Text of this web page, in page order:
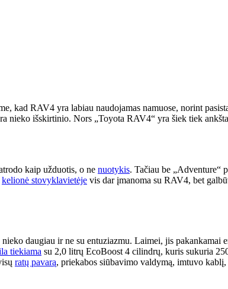
kad RAV4 yra labiau naudojamas namuose, norint
nieko išskirtinio. Nors „Toyota RAV4“ yra šiek tiek
kaip užduotis, o ne nuotykis. Tačiau be „Adventure“
kelionė stovyklavietėje vis dar įmanoma su RAV4, bet
daugiau ir ne su entuziazmu. Laimei, jis pakankamai
tiekiama su 2,0 litrų EcoBoost 4 cilindrų, kuris sukuria
ratų pavarą, priekabos siūbavimo valdymą, imtuvo